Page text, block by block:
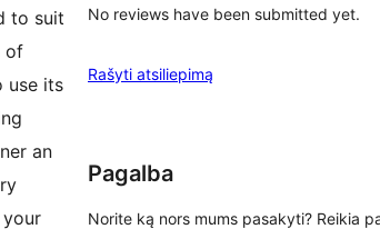
to suit
of
use its
an
No reviews have been submitted yet.
Rašyti atsiliepimą
Pagalba
Norite ką nors mums pasakyti? Reikia